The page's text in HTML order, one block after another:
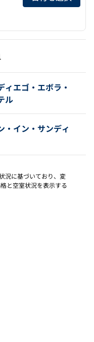
of 1
ィエゴ・エボラ・
ル
・イン・サンディ
況に基づいており、変
と空室状況を表示する